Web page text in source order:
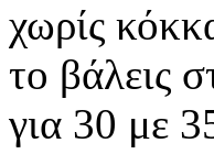
χωρίς
το βάλεις
για 30 με